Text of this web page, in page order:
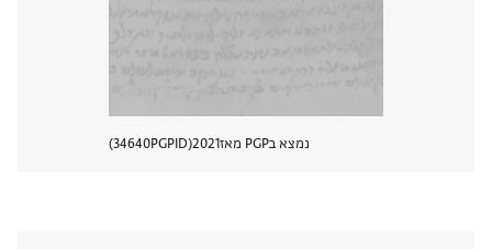
נמצא בPGP מאז 2021
PGPID
34640